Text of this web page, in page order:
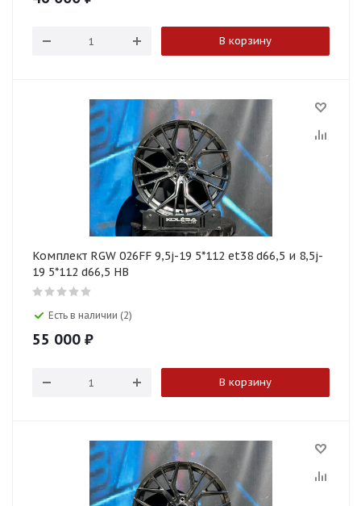
В корзину
Комплект RGW 026FF 9,5j-19 5*112 et38 d66,5 и 8,5j-
19 5*112 d66,5 HB
Есть в наличии (2)
55 000 ₽
В корзину